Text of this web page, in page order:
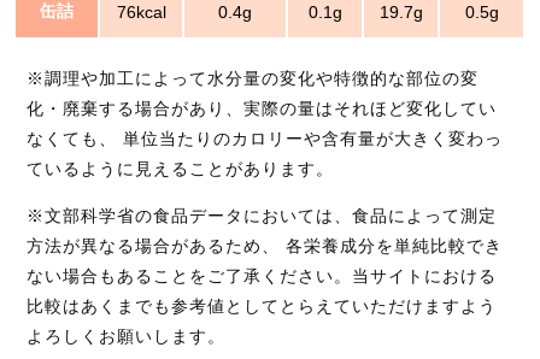
缶詰 76kcal 0.4g 0.1g 19.7g 0.5g
※調理や加工によって水分量の変化や特徴的な部位の変
化・廃棄する場合があり、実際の量はそれほど変化してい
なくても、 単位当たりのカロリーや含有量が大きく変わっ
ているように見えることがあります。
※文部科学省の食品データにおいては、食品によって測定
方法が異なる場合があるため、 各栄養成分を単純比較でき
ない場合もあることをご了承ください。当サイトにおける
比較はあくまでも参考値としてとらえていただけますよう
よろしくお願いします。